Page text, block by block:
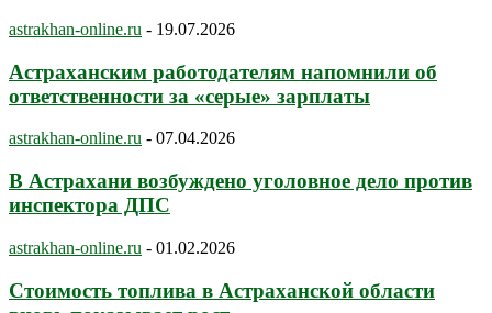
astrakhan-online.ru - 19.07.2026
Астраханским работодателям напомнили об
ответственности за «серые» зарплаты
astrakhan-online.ru - 07.04.2026
В Астрахани возбуждено уголовное дело против
инспектора ДПС
astrakhan-online.ru - 01.02.2026
Стоимость топлива в Астраханской области